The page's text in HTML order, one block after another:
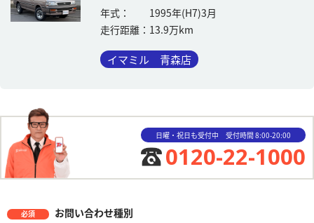
年式：
1995年(H7)3月
走行距離： 13.9万km
イマミル 青森店
日曜・祝日も受付中 受付時間 8:00-20:00
0120-22-1000
必須
お問い合わせ種別